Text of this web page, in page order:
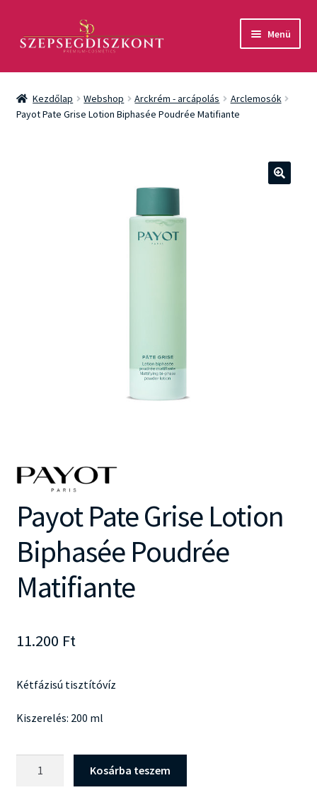
aa
Menü
Akció
Csomagok
Kezdőlap Webshop Arckrém - arcápolás
Arclemosók
Payot Pate Grise Lotion Biphasée Poudrée Matifiante
Payot Pate Grise Lotion
Biphasée Poudrée
Matifiante
11.200 Ft
Kétfázisú tisztítóvíz
Kiszerelés: 200 ml
Kosárba teszem